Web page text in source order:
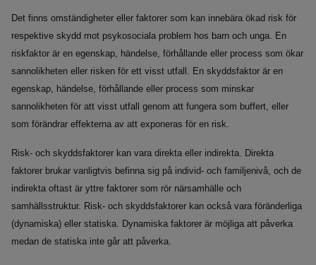
Det finns omständigheter eller faktorer som kan innebära ökad risk för
respektive skydd mot psykosociala problem hos barn och unga. En
riskfaktor är en egenskap, händelse, förhållande eller process som ökar
sannolikheten eller risken för ett visst utfall. En skyddsfaktor är en
egenskap, händelse, förhållande eller process som minskar
sannolikheten för att visst utfall genom att fungera som buffert, eller
som förändrar effekterna av att exponeras för en risk.
Risk- och skyddsfaktorer kan vara direkta eller indirekta. Direkta
faktorer brukar vanligtvis befinna sig på individ- och familjenivå, och de
indirekta oftast är yttre faktorer som rör närsamhälle och
samhällsstruktur. Risk- och skyddsfaktorer kan också vara föränderliga
(dynamiska) eller statiska. Dynamiska faktorer är möjliga att påverka
medan de statiska inte går att påverka.